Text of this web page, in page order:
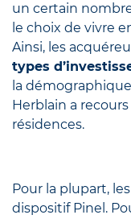
un certain
le choix de vivre
Ainsi, les
types
la
Herblain a
résidences.
Pour la plupart,
dispositif Pinel.